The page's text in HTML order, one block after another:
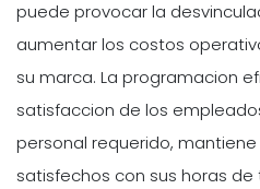
puede provocar la
aumentar los costos
su marca. La programacion
satisfaccion de los
personal requerido,
satisfechos con sus horas